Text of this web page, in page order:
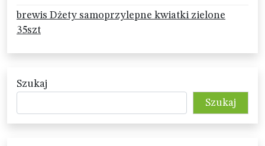
brewis Dżety samoprzylepne kwiatki zielone
35szt
Szukaj
Szukaj